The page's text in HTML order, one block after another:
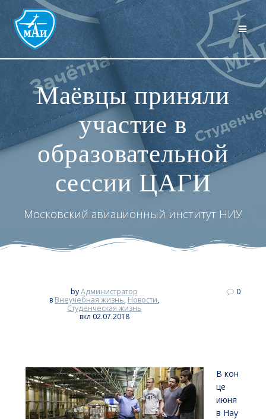
Перейти
к
контенту
Маёвцы приняли
участие в
образовательной
сессии ЦАГИ
Московский авиационный институт НИУ
byАдминистратор
в Внеучебная жизнь, Новости,
Студенческая жизнь
вкл 02.07.2018
0
В кон
це
июня
в Нау